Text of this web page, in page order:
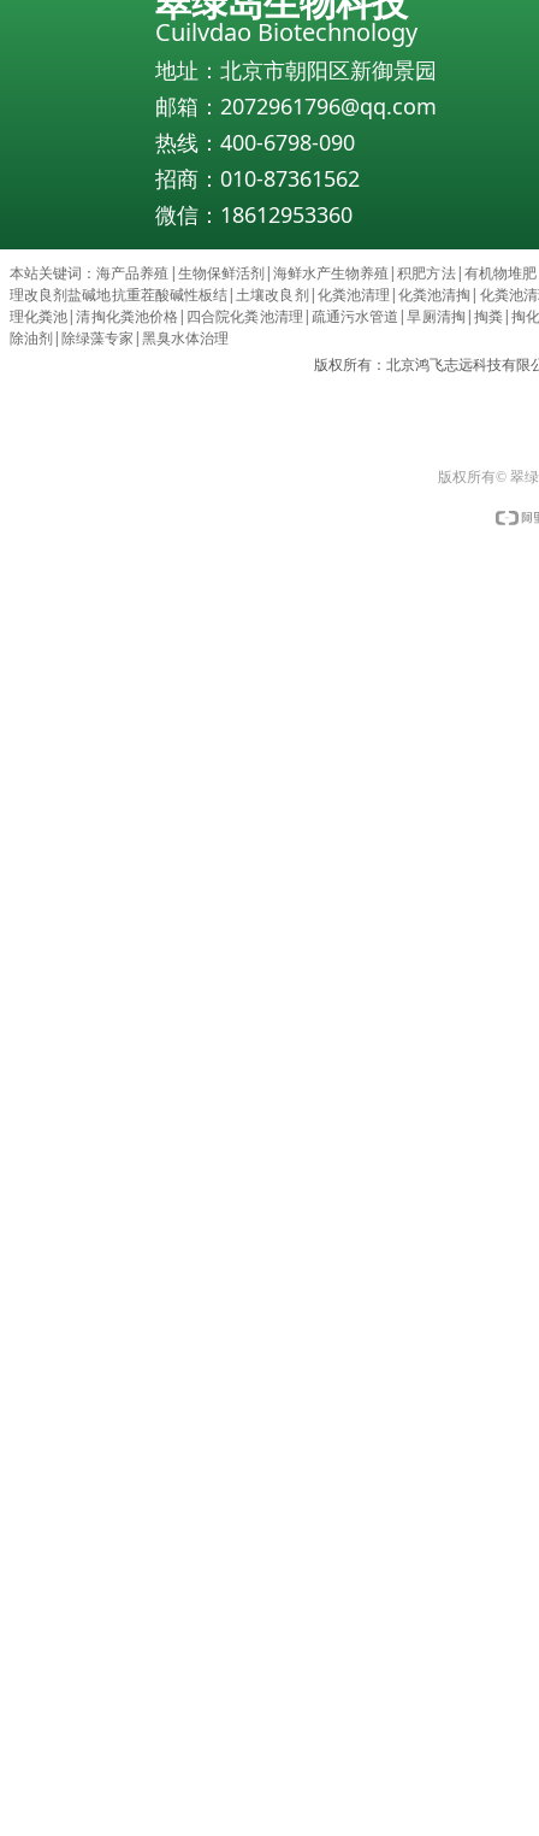
Cuilvdao Biotechnology
地址：北京市朝阳区新御景园
邮箱：2072961796@qq.com
热线：400-6798-090
招商：010-87361562
微信：18612953360
本站关键词：海产品养殖 |生物保鲜活剂|海鲜水产生物养殖 |积肥方法|有机物堆肥
理改良剂盐碱地抗重茬酸碱性板结|土壤改良剂|化粪池清理 |化粪池清掏 | 化粪池
理化粪池|清掏化粪池价格| 四合院化粪池清理 |疏通污水管道 |旱厕清掏 |掏粪|掏
除油剂|除绿藻专家 |黑臭水体治理
版权所有：北京鸿飞志远科技有
版权所有© 翠